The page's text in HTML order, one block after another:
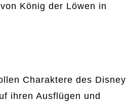
König der Löwen in
Charaktere des Disney
ihren Ausflügen und